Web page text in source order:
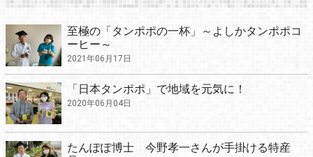
至極の「タンポポの一杯」～よしかタンポポコ
ーヒー～
2021年06月17日
「日本タンポポ」で地域を元気に！
2020年06月04日
たんぽぽ博士 今野孝一さんが手掛ける特産